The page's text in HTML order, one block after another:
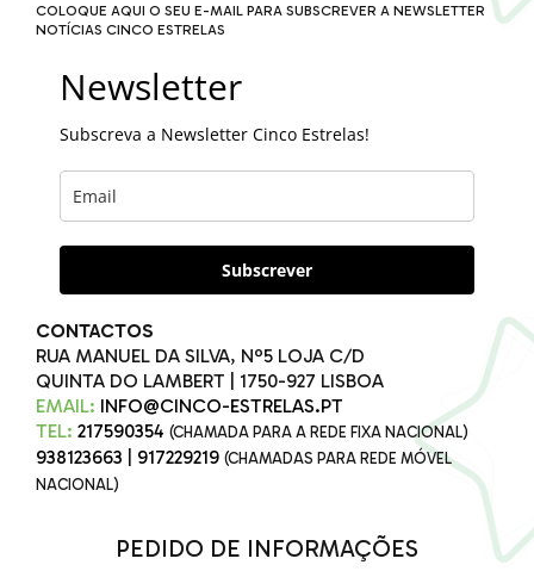
COLOQUE AQUI O SEU E-MAIL PARA SUBSCREVER A NEWSLETTER
NOTÍCIAS CINCO ESTRELAS
Newsletter
Subscreva a Newsletter Cinco Estrelas!
Subscrever
CONTACTOS
RUA MANUEL DA SILVA, Nº5 LOJA C/D
QUINTA DO LAMBERT | 1750-927 LISBOA
EMAIL: INFO@CINCO-ESTRELAS.PT
TEL: 217590354 (CHAMADA PARA A REDE FIXA NACIONAL)
938123663 917229219 (CHAMADAS PARA REDE MÓVEL
NACIONAL)
PEDIDO DE INFORMAÇÕES